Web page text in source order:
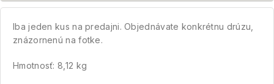
Iba jeden kus na predajni. Objednávate konkrétnu drúzu,
znázornenú na fotke.
Hmotnosť: 8,12 kg